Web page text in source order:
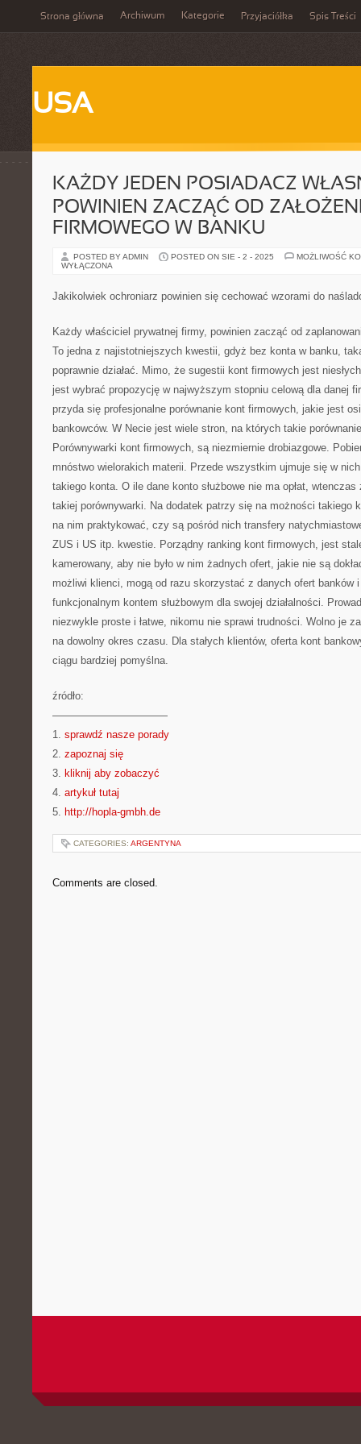
Strona główna Archiwum Kategorie Przyjaciółka Spis Treści
USA
KAŻDY JEDEN POSIADACZ
POWINIEN ZACZĄĆ OD
FIRMOWEGO W BANKU
POSTED BY ADMIN POSTED ON SIE - 2 - 2025
MOŻLIWOŚĆ
WYŁĄCZONA
Jakikolwiek ochroniarz powinien się cechować wzorami do
Każdy właściciel prywatnej firmy, powinien zacząć od
To jedna z najistotniejszych kwestii, gdyż bez konta w banku,
poprawnie działać. Mimo, że sugestii kont firmowych jest
jest wybrać propozycję w najwyższym stopniu celową dla danej
przyda się profesjonalne porównanie kont firmowych, jakie jest
bankowców. W Necie jest wiele stron, na których takie
Porównywarki kont firmowych, są niezmiernie drobiazgowe.
mnóstwo wielorakich materii. Przede wszystkim ujmuje się w
takiego konta. O ile dane konto służbowe nie ma opłat,
takiej porównywarki. Na dodatek patrzy się na możności takiego
na nim praktykować, czy są pośród nich transfery
ZUS i US itp. kwestie. Porządny ranking kont firmowych, jest
kamerowany, aby nie było w nim żadnych ofert, jakie nie są
możliwi klienci, mogą od razu skorzystać z danych ofert
funkcjonalnym kontem służbowym dla swojej działalności.
niezwykle proste i łatwe, nikomu nie sprawi trudności. Wolno je
na dowolny okres czasu. Dla stałych klientów, oferta kont
ciągu bardziej pomyślna.
źródło:
———————————
1. sprawdź nasze porady
2. zapoznaj się
3. kliknij aby zobaczyć
4. artykuł tutaj
5. http://hopla-gmbh.de
CATEGORIES: ARGENTYNA
Comments are closed.